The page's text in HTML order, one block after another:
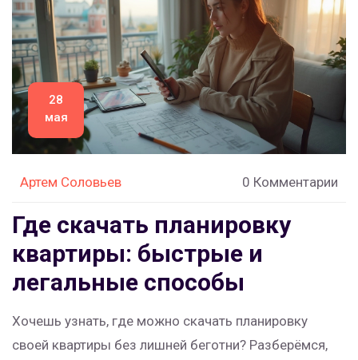
28
мая
Артем Соловьев 0 Комментарии
Где скачать планировку
квартиры: быстрые и
легальные способы
Хочешь узнать, где можно скачать планировку
своей квартиры без лишней беготни? Разберёмся,